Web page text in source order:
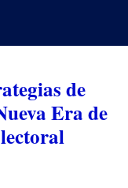
de
Era de